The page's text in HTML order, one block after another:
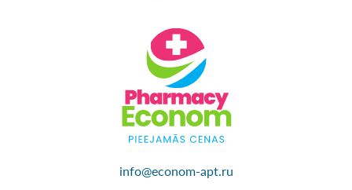
info@econom-apt.ru